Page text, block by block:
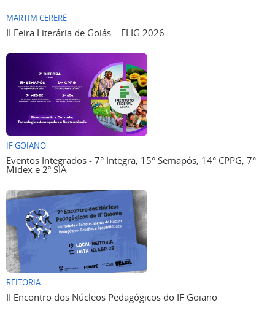
MARTIM CERERÊ
II Feira Literária de Goiás – FLIG 2026
IF GOIANO
Eventos Integrados - 7° Integra, 15° Semapós, 14° CPPG, 7°
Midex e 2ª SIA
REITORIA
II Encontro dos Núcleos Pedagógicos do IF Goiano